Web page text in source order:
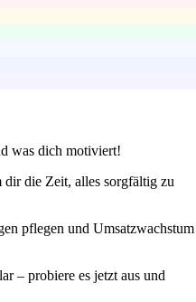
was dich motiviert!
dir die Zeit, alles sorgfältig zu
pflegen und Umsatzwachstum
– probiere es jetzt aus und